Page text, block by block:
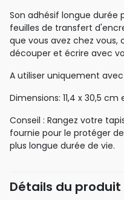
Son adhésif longue durée
feuilles de transfert
que vous avez chez
découper et écrire avec
A utiliser uniquement
Dimensions: 11,4 x 30,5 cm
Conseil : Rangez votre
fournie pour le protéger
plus longue durée de vie.
Détails du produit